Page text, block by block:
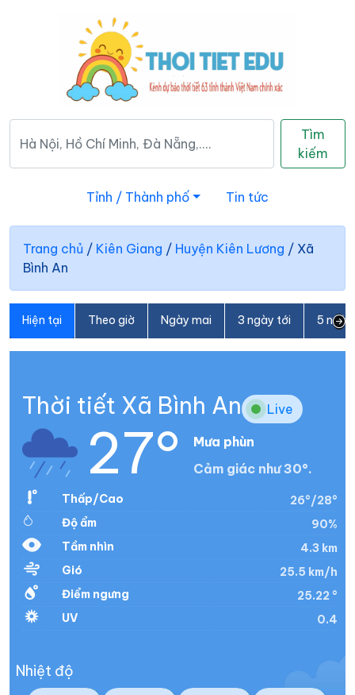
Tìm
kiếm
Tỉnh / Thành phố Tin tức
Trang chủ / Kiên Giang / Huyện Kiên Lương / Xã
Bình An
Hiện tại Theo giờ Ngày mai 3 ngày tới 5
Thời tiết Xã Bình An Live
27°
Mưa phùn
Cảm giác như 30°.
Thấp/Cao
26°/28°
Độ ẩm
90%
Tầm nhìn
4.3 km
Gió
25.5 km/h
Điểm ngưng
25.22 °
UV
0.4
Nhiệt độ